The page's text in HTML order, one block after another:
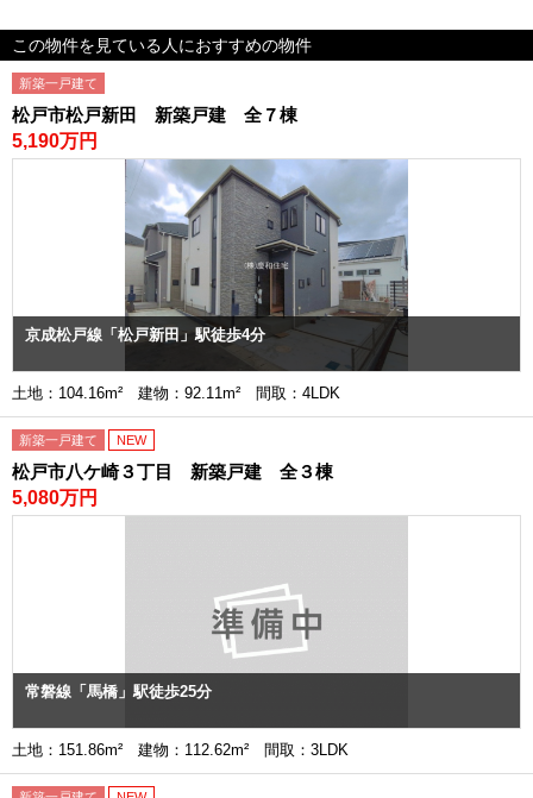
この物件を見ている人におすすめの物件
新築一戸建て
松戸市松戸新田 新築戸建 全７棟
5,190万円
京成松戸線「松戸新田」駅徒歩4分
土地：104.16m² 建物：92.11m² 間取：4LDK
新築一戸建て NEW
松戸市八ケ崎３丁目 新築戸建 全３棟
5,080万円
常磐線「馬橋」駅徒歩25分
土地：151.86m² 建物：112.62m² 間取：3LDK